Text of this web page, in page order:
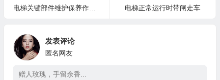
电梯关键部件维护保养作业要点
电梯正常运行时带闸走车
发表评论
匿名网友